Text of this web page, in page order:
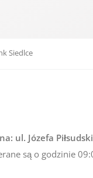
Siedlce
Józefa
są o godzinie